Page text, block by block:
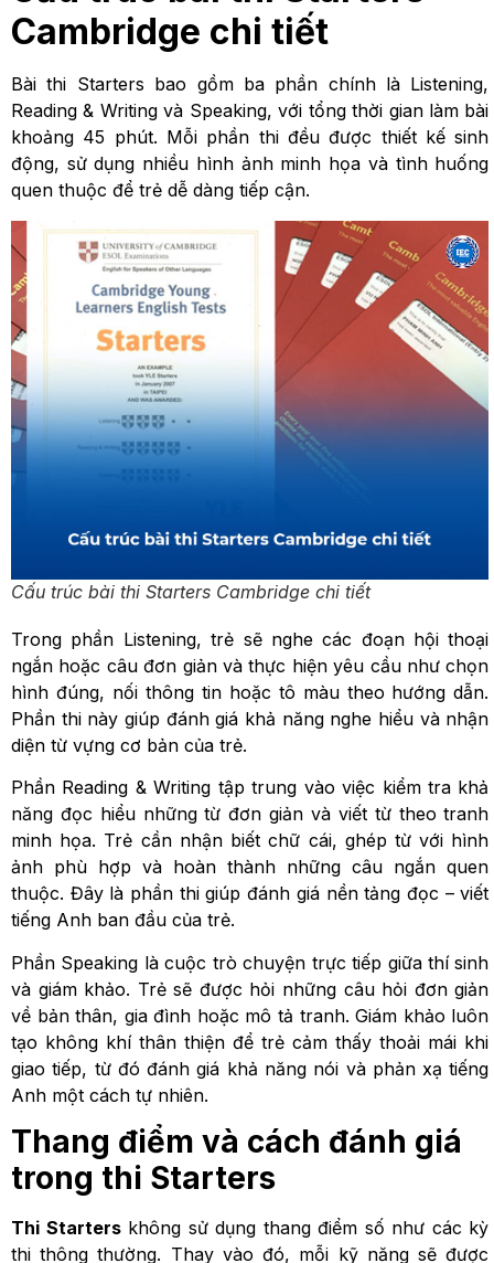
Cambridge chi tiết
Bài thi Starters bao gồm ba phần chính là Listening,
Reading & Writing và Speaking, với tổng thời gian làm bài
khoảng 45 phút. Mỗi phần thi đều được thiết kế sinh
động, sử dụng nhiều hình ảnh minh họa và tình huống
quen thuộc để trẻ dễ dàng tiếp cận.
Cấu trúc bài thi Starters Cambridge chi tiết
Trong phần Listening, trẻ sẽ nghe các đoạn hội thoại
ngắn hoặc câu đơn giản và thực hiện yêu cầu như chọn
hình đúng, nối thông tin hoặc tô màu theo hướng dẫn.
Phần thi này giúp đánh giá khả năng nghe hiểu và nhận
diện từ vựng cơ bản của trẻ.
Phần Reading & Writing tập trung vào việc kiểm tra khả
năng đọc hiểu những từ đơn giản và viết từ theo tranh
minh họa. Trẻ cần nhận biết chữ cái, ghép từ với hình
ảnh phù hợp và hoàn thành những câu ngắn quen
thuộc. Đây là phần thi giúp đánh giá nền tảng đọc – viết
tiếng Anh ban đầu của trẻ.
Phần Speaking là cuộc trò chuyện trực tiếp giữa thí sinh
và giám khảo. Trẻ sẽ được hỏi những câu hỏi đơn giản
về bản thân, gia đình hoặc mô tả tranh. Giám khảo luôn
tạo không khí thân thiện để trẻ cảm thấy thoải mái khi
giao tiếp, từ đó đánh giá khả năng nói và phản xạ tiếng
Anh một cách tự nhiên.
Thang điểm và cách đánh giá
trong thi Starters
Thi Starterskhông sử dụng thang điểm số như các kỳ
thi thông thường. Thay vào đó, mỗi kỹ năng sẽ được